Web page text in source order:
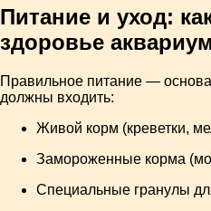
Питание и уход:
здоровье
Правильное питание —
должны входить:
Живой корм (креветки,
Замороженные корма
Специальные гранулы